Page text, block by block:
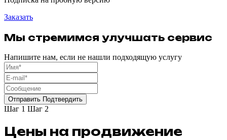
Заказать
Мы стремимся улучшать сервис
Напишите нам, если не нашли подходящую услугу
Отправить Подтвердить
Шаг 1 Шаг 2
Цены на продвижение